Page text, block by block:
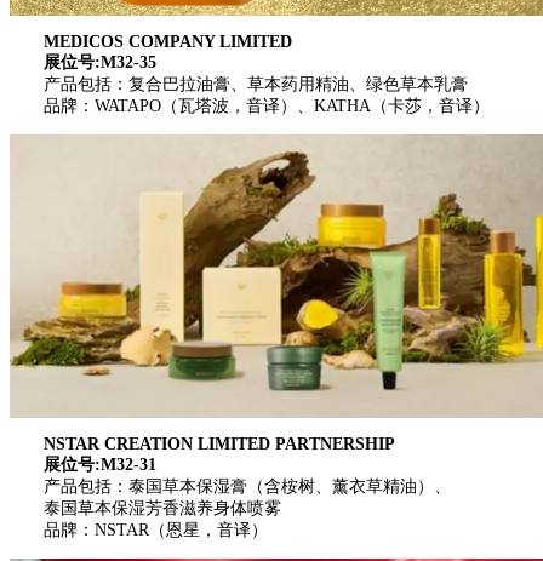
MEDICOS COMPANY LIMITED
展位号:M32-35
产品包括：复合巴拉油膏、草本药用精油、绿色草本乳膏
品牌：WATAPO（瓦塔波，音译）、KATHA（卡莎，音译）
NSTAR CREATION LIMITED PARTNERSHIP
展位号:M32-31
产品包括：泰国草本保湿膏（含桉树、薰衣草精油）、
泰国草本保湿芳香滋养身体喷雾
品牌：NSTAR（恩星，音译）